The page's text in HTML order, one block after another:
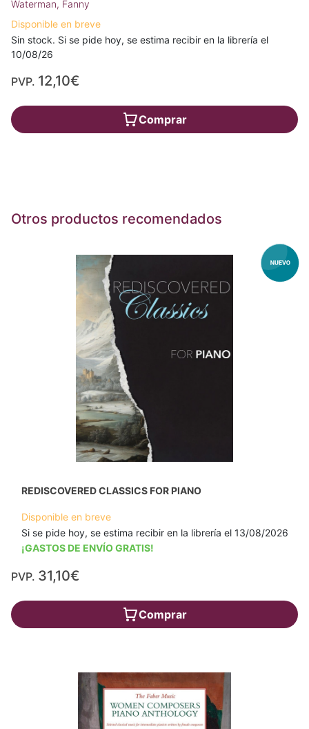
Waterman, Fanny
Disponible en breve
Sin stock. Si se pide hoy, se estima recibir en la librería el
10/08/26
PVP. 12,10€
Comprar
Otros productos recomendados
REDISCOVERED CLASSICS FOR PIANO
Disponible en breve
Si se pide hoy, se estima recibir en la librería el 13/08/2026
¡GASTOS DE ENVÍO GRATIS!
PVP. 31,10€
Comprar